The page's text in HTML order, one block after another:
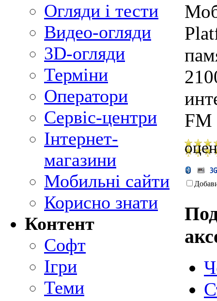
Огляди і тести
Видео-огляди
3D-огляди
Терміни
Оператори
Сервіс-центри
Інтернет-
магазини
Мобильні сайти
Корисно знати
Контент
Софт
Ігри
Теми
FM